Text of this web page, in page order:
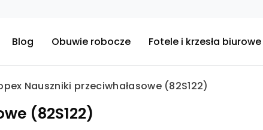
Blog Obuwie robocze Fotele i krzesła biurowe
Nauszniki przeciwhałasowe (82S122)
(82S122)